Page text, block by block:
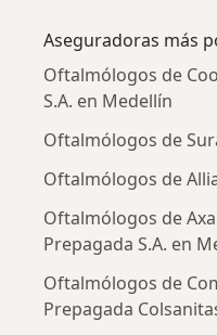
Aseguradoras más
Oftalmólogos de
S.A. en Medellín
Oftalmólogos de
Oftalmólogos de
Oftalmólogos de
Prepagada S.A. en
Oftalmólogos de
Prepagada